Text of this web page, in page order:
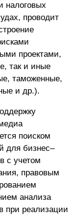
налоговых
проводит
проектами,
так и иные
таможенные,
и др.).
поиском
для бизнес–
с учетом
правовым
анализа
при реализации